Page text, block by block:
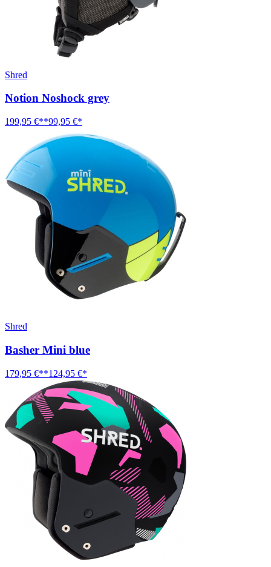
Shred
Notion Noshock grey
199,95 €**99,95 €*
Shred
Basher Mini blue
179,95 €**124,95 €*